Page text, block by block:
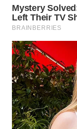
WN
WN
LABUANBAJO
WN
BORNEO